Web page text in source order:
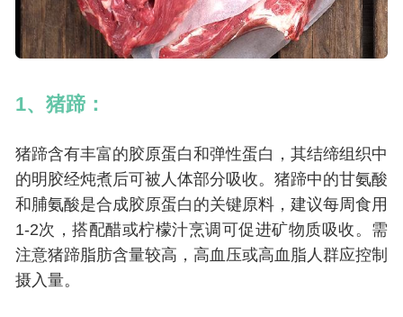
1、猪蹄：
猪蹄含有丰富的胶原蛋白和弹性蛋白，其结缔组织中
的明胶经炖煮后可被人体部分吸收。猪蹄中的甘氨酸
和脯氨酸是合成胶原蛋白的关键原料，建议每周食用
1-2次，搭配醋或柠檬汁烹调可促进矿物质吸收。需
注意猪蹄脂肪含量较高，高血压或高血脂人群应控制
摄入量。